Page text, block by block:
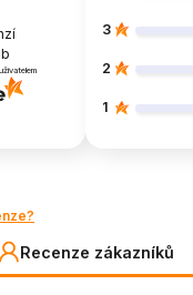
3
2
1
Recenze zákazníků